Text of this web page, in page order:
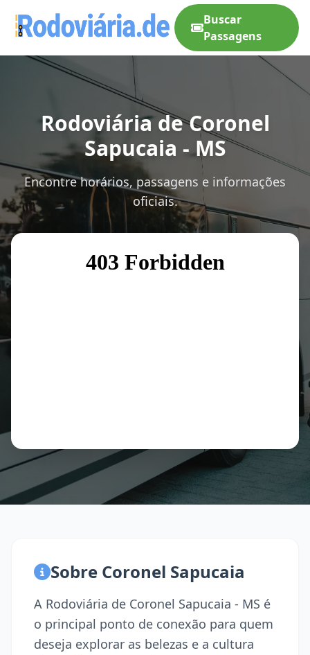
Buscar
Passagens
Rodoviária de Coronel
Sapucaia - MS
Encontre horários, passagens e informações
oficiais.
Sobre Coronel Sapucaia
A Rodoviária de Coronel Sapucaia - MS é
o principal ponto de conexão para quem
deseja explorar as belezas e a cultura